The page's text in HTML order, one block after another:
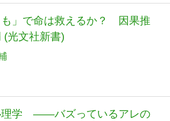
も」で命は救えるか？ 因果推
(光文社新書)
理学 ――バズっているアレの